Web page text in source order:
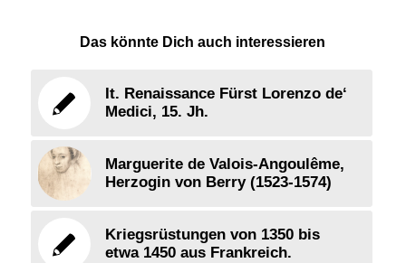
Das könnte Dich auch interessieren
It. Renaissance Fürst Lorenzo de‘
Medici, 15. Jh.
Marguerite de Valois-Angoulême,
Herzogin von Berry (1523-1574)
Kriegsrüstungen von 1350 bis
etwa 1450 aus Frankreich.